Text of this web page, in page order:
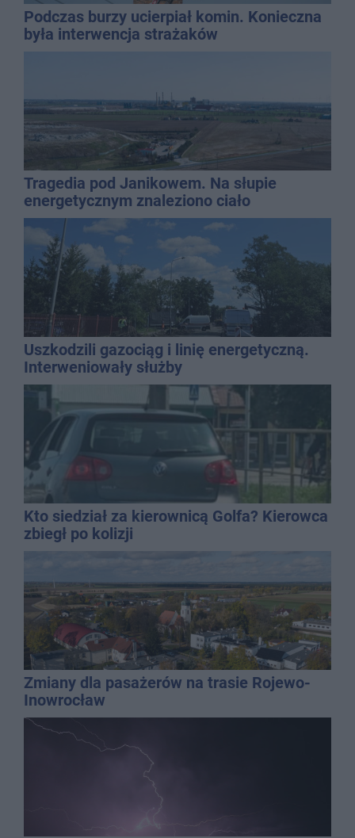
Podczas burzy ucierpiał komin. Konieczna
była interwencja strażaków
Tragedia pod Janikowem. Na słupie
energetycznym znaleziono ciało
mężczyzny
Uszkodzili gazociąg i linię energetyczną.
Interweniowały służby
Kto siedział za kierownicą Golfa? Kierowca
zbiegł po kolizji
Zmiany dla pasażerów na trasie Rojewo-
Inowrocław